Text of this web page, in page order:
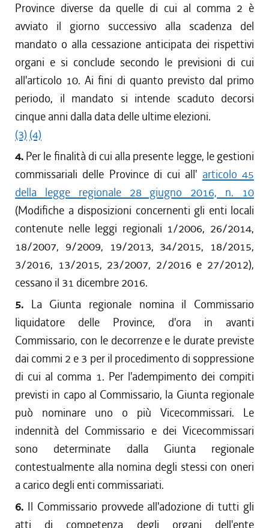
Province diverse da quelle di cui al comma 2 è
avviato il giorno successivo alla scadenza del
mandato o alla cessazione anticipata dei rispettivi
organi e si conclude secondo le previsioni di cui
all'articolo 10. Ai fini di quanto previsto dal primo
periodo, il mandato si intende scaduto decorsi
cinque anni dalla data delle ultime elezioni.
(3) (4)
4. Per le finalità di cui alla presente legge, le gestioni
commissariali delle Province di cui all' articolo 45
della legge regionale 28 giugno 2016, n. 10
(Modifiche a disposizioni concernenti gli enti locali
contenute nelle leggi regionali 1/2006, 26/2014,
18/2007, 9/2009, 19/2013, 34/2015, 18/2015,
3/2016, 13/2015, 23/2007, 2/2016 e 27/2012),
cessano il 31 dicembre 2016.
5. La Giunta regionale nomina il Commissario
liquidatore delle Province, d'ora in avanti
Commissario, con le decorrenze e le durate previste
dai commi 2 e 3 per il procedimento di soppressione
di cui al comma 1. Per l'adempimento dei compiti
previsti in capo al Commissario, la Giunta regionale
può nominare uno o più Vicecommissari. Le
indennità del Commissario e dei Vicecommissari
sono determinate dalla Giunta regionale
contestualmente alla nomina degli stessi con oneri
a carico degli enti commissariati.
6. Il Commissario provvede all'adozione di tutti gli
atti di competenza degli organi dell'ente